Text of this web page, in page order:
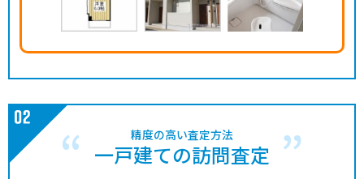
精度の高い査定方法
一戸建ての訪問査定